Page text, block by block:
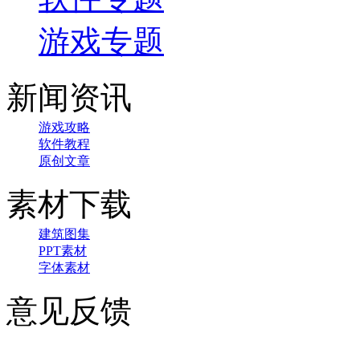
游戏专题
新闻资讯
游戏攻略
软件教程
原创文章
素材下载
建筑图集
PPT素材
字体素材
意见反馈